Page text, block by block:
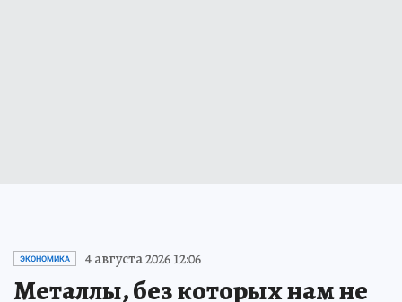
ЭКОНОМИКА 4 августа 2026 12:06
Металлы, без которых нам не